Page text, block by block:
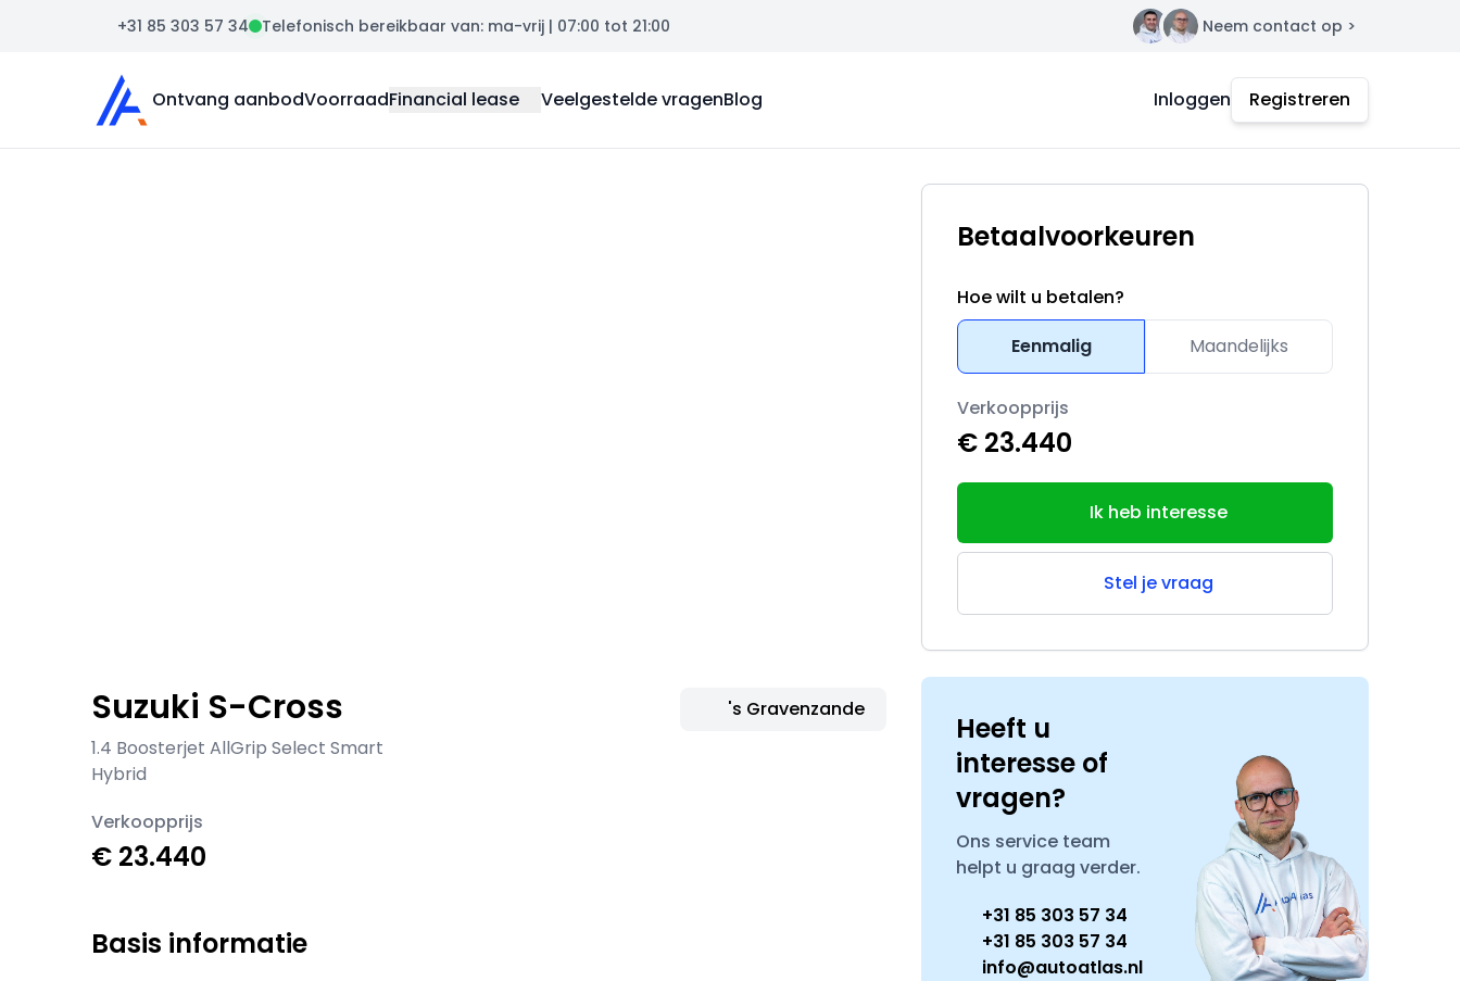
+31 85 303 57 34 Telefonisch bereikbaar van: ma-vrij | 07:00 tot 21:00 Contact Neem contact op >
Auto Atlas
Ontvang aanbodVoorraadFinancial lease Veelgestelde vragenBlog Inloggen Registreren
Suzuki S-Cross
1.4 Boosterjet AllGrip Select Smart
Hybrid
's Gravenzande
Verkoopprijs
€ 23.440
Betaalvoorkeuren
Hoe wilt u betalen?
Eenmalig
Maandelijks
Verkoopprijs
€ 23.440
Ik heb interesse
Stel je vraag
Heeft u
interesse of
vragen?
Ons service team
helpt u graag verder.
+31 85 303 57 34
+31 85 303 57 34
info@autoatlas.nl
Basis informatie